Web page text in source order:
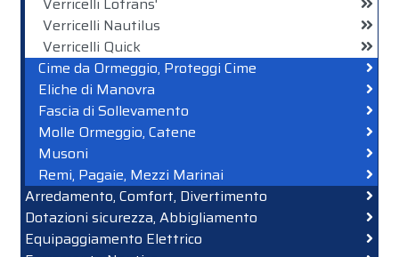
Verricelli Nautilus
Verricelli Quick
Cime da Ormeggio, Proteggi Cime
Eliche di Manovra
Fascia di Sollevamento
Molle Ormeggio, Catene
Musoni
Remi, Pagaie, Mezzi Marinai
Arredamento, Comfort, Divertimento
Dotazioni sicurezza, Abbigliamento
Equipaggiamento Elettrico